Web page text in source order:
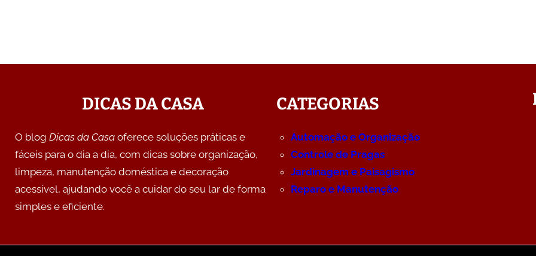
DICAS DA CASA
O blog Dicas da Casaoferece soluções práticas e
fáceis para o dia a dia, com dicas sobre organização,
limpeza, manutenção doméstica e decoração
acessível, ajudando você a cuidar do seu lar de forma
simples e eficiente.
CATEGORIAS
Automação e Organização
Controle de Pragas
Jardinagem e Paisagismo
Reparo e Manutenção